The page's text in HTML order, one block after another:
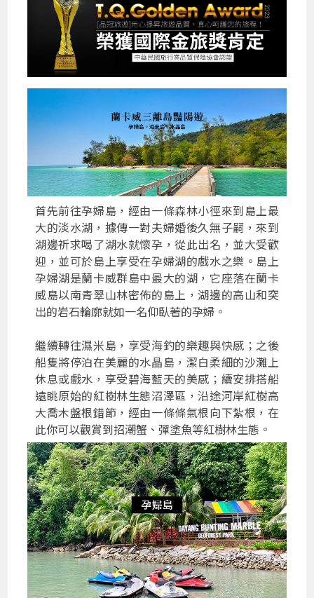
首先前往孕婦島，經由一條森林小徑來到島上最
大的淡水湖，據傳一對夫婦婚後久無子嗣，來到
湖邊祈求喝了湖水就懷孕，從此出名，並大受歡
迎，並可於島上享受在孕婦湖的戲水之樂。島上
孕婦湖是蘭卡威群島中最大的湖，它座落在蘭卡
威島以南青翠山林密佈的島上，湖邊的高山和突
出的岩石輪廓就如一名仰臥著的孕婦。
繼續轉往濕米島，享受海釣的樂趣與快感；之後
船隻將停泊在美麗的水晶島，潔白柔細的沙灘上
休息或戲水，享受碧海藍天的美感；續安排搭船
遠眺原始的紅樹林生態沼澤區，沿途河岸紅樹高
大喬木盤根錯節，經由一條條氣根向下紮根，在
此你可以觀賞到招潮蟹、彈塗魚等紅樹林生態。